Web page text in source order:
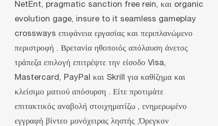
NetEnt, pragmatic sanction free rein, και organic
evolution gage, insure to it seamless gameplay
crossways επιφάνεια εργασίας και περιπλανώμενο
περιστροφή . Βρετανία ηθοποιός απόλαυση άνετος
τράπεζα επιλογή επιτρέψτε την είσοδο Visa,
Mastercard, PayPal και Skrill για καθίζημα και
κλείσιμο ματιού απόσυρση . Είτε προτιμάτε
επιτακτικός αναβολή στοιχηματίζω , ενημερωμένο
εγγραφή βίντεο μονόχειρας ληστής ,Όρεγκον